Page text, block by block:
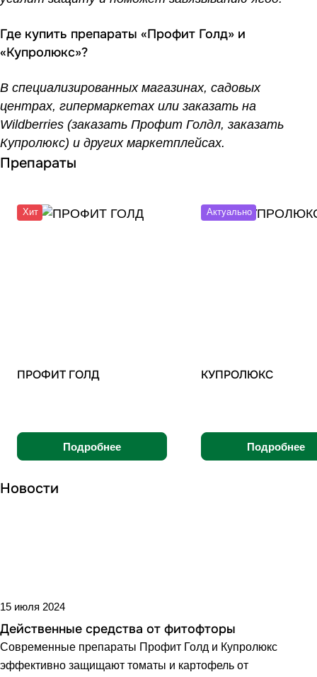
Где купить препараты «Профит Голд» и
«Купролюкс»?
В специализированных магазинах, садовых
центрах, гипермаркетах или заказать на
Wildberries (заказать Профит Голдл, заказать
Купролюкс) и других маркетплейсах.
Препараты
Хит
ПРОФИТ ГОЛД
Подробнее
Актуально
КУПРОЛЮКС
Подробнее
Новости
15 июля 2024
Действенные средства от фитофторы
Современные препараты Профит Голд и Купролюкс
эффективно защищают томаты и картофель от